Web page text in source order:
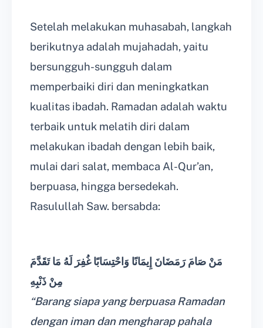
Setelah melakukan muhasabah, langkah
berikutnya adalah mujahadah, yaitu
bersungguh-sungguh dalam
memperbaiki diri dan meningkatkan
kualitas ibadah. Ramadan adalah waktu
terbaik untuk melatih diri dalam
melakukan ibadah dengan lebih baik,
mulai dari salat, membaca Al-Qur’an,
berpuasa, hingga bersedekah.
Rasulullah Saw. bersabda:
مَنْ صَامَ رَمَضَانَ إِيمَانًا وَاحْتِسَابًا غُفِرَ لَهُ مَا تَقَدَّمَ
مِنْ ذَنْبِهِ
“Barang siapa yang berpuasa Ramadan
dengan iman dan mengharap pahala